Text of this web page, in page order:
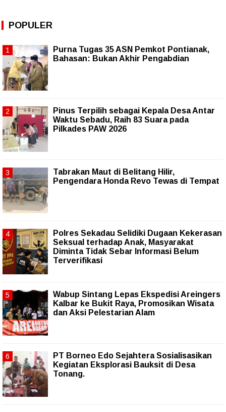
POPULER
Purna Tugas 35 ASN Pemkot Pontianak,
Bahasan: Bukan Akhir Pengabdian
Pinus Terpilih sebagai Kepala Desa Antar
Waktu Sebadu, Raih 83 Suara pada
Pilkades PAW 2026
Tabrakan Maut di Belitang Hilir,
Pengendara Honda Revo Tewas di Tempat
Polres Sekadau Selidiki Dugaan Kekerasan
Seksual terhadap Anak, Masyarakat
Diminta Tidak Sebar Informasi Belum
Terverifikasi
Wabup Sintang Lepas Ekspedisi Areingers
Kalbar ke Bukit Raya, Promosikan Wisata
dan Aksi Pelestarian Alam
PT Borneo Edo Sejahtera Sosialisasikan
Kegiatan Eksplorasi Bauksit di Desa
Tonang.